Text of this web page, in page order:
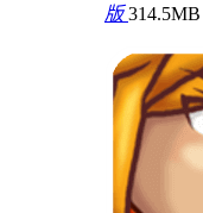
版 314.5MB